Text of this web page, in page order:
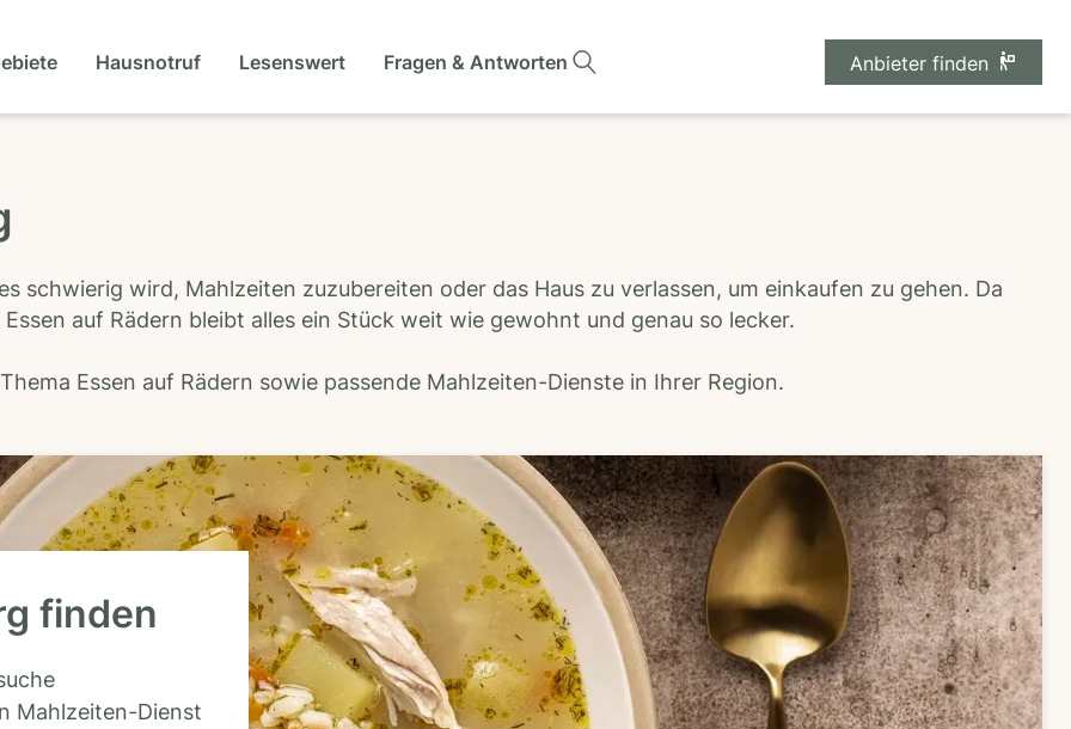
Hausnotruf Lesenswert Fragen & Antworten Anbieter finden
schwierig wird, Mahlzeiten zuzubereiten oder das Haus zu verlassen, um einkaufen zu gehen. Da
auf Rädern bleibt alles ein Stück weit wie gewohnt und genau so lecker.
Essen auf Rädern sowie passende Mahlzeiten-Dienste in Ihrer Region.
finden
Mahlzeiten-Dienst